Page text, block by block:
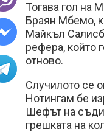
Тогава гол на
Браян Мбемо,
Майкъл
рефера, който
отново.
Случилото се
Нотингам бе
Шефът на
грешката на